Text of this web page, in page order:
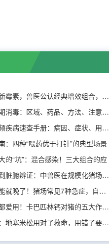
阿莫西林配新霉素，兽医公认经典增效组合，效果
中小猪场汛期消毒：区域、药品、方法、注意事项
猪场八大高频疾病速查手册：病因、症状、用药推
：四种“喂药优于打针”的典型场景
的“坑”：混合感染！三大组合的应
从四诊合参到脏腑辨证：中兽医在规模化猪场疾病
等兽医来可能就晚了！猪场常见7种急症，自己先
这种药兽医都爱用！卡巴匹林钙对猪的五大作用及
养猪人必看：地塞米松用对了救命，用错了要命！